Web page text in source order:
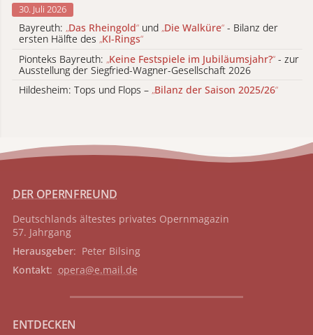
30. Juli 2026
Bayreuth: „Das Rheingold“ und „Die Walküre“ - Bilanz der
ersten Hälfte des „KI-Rings“
Pionteks Bayreuth: „Keine Festspiele im Jubiläumsjahr?“ - zur
Ausstellung der Siegfried-Wagner-Gesellschaft 2026
Hildesheim: Tops und Flops – „Bilanz der Saison 2025/26“
DER OPERNFREUND
Deutschlands ältestes privates Opernmagazin
57. Jahrgang
Herausgeber: Peter Bilsing
Kontakt: opera@e.mail.de
ENTDECKEN